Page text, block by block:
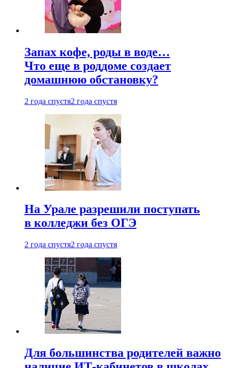
Запах кофе, роды в воде…
Что еще в роддоме создает
домашнюю обстановку?
2 года спустя2 года спустя
На Урале разрешили поступать
в колледжи без ОГЭ
2 года спустя2 года спустя
Для большинства родителей важно